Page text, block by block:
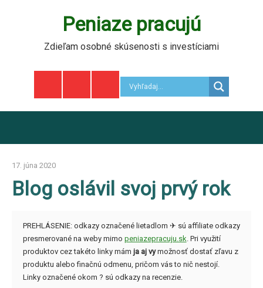
Peniaze pracujú
Zdieľam osobné skúsenosti s investíciami
17. júna 2020marek
Blog oslávil svoj prvý rok
PREHLÁSENIE: odkazy označené lietadlom ✈ sú affiliate odkazy
presmerované na weby mimo peniazepracuju.sk . Pri využití
produktov cez takéto linky mám ja aj vymožnosť dostať zľavu z
produktu alebo finačnú odmenu, pričom vás to nič nestojí.
Linky označené okom ? sú odkazy na recenzie.